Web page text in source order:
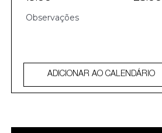
ADICIONAR AO CALENDÁRIO